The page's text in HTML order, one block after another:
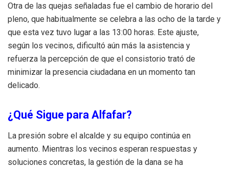
Otra de las quejas señaladas fue el cambio de horario del
pleno, que habitualmente se celebra a las ocho de la tarde y
que esta vez tuvo lugar a las 13:00 horas. Este ajuste,
según los vecinos, dificultó aún más la asistencia y
refuerza la percepción de que el consistorio trató de
minimizar la presencia ciudadana en un momento tan
delicado.
¿Qué Sigue para Alfafar?
La presión sobre el alcalde y su equipo continúa en
aumento. Mientras los vecinos esperan respuestas y
soluciones concretas, la gestión de la dana se ha